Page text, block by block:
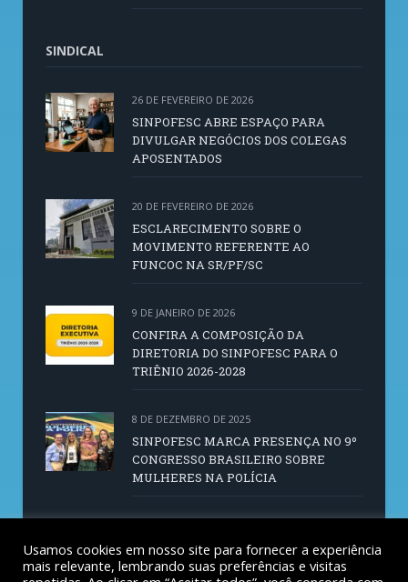
SINDICAL
26 DE FEVEREIRO DE 2026
SINPOFESC ABRE ESPAÇO PARA
DIVULGAR NEGÓCIOS DOS COLEGAS
APOSENTADOS
20 DE FEVEREIRO DE 2026
ESCLARECIMENTO SOBRE O
MOVIMENTO REFERENTE AO
FUNCOC NA SR/PF/SC
9 DE JANEIRO DE 2026
CONFIRA A COMPOSIÇÃO DA
DIRETORIA DO SINPOFESC PARA O
TRIÊNIO 2026-2028
8 DE DEZEMBRO DE 2025
SINPOFESC MARCA PRESENÇA NO 9º
CONGRESSO BRASILEIRO SOBRE
MULHERES NA POLÍCIA
SINPOFESC CONVOCA AGE PARA 21 DE
OUTUBRO
Usamos cookies em nosso site para fornecer a experiência
mais relevante, lembrando suas preferências e visitas